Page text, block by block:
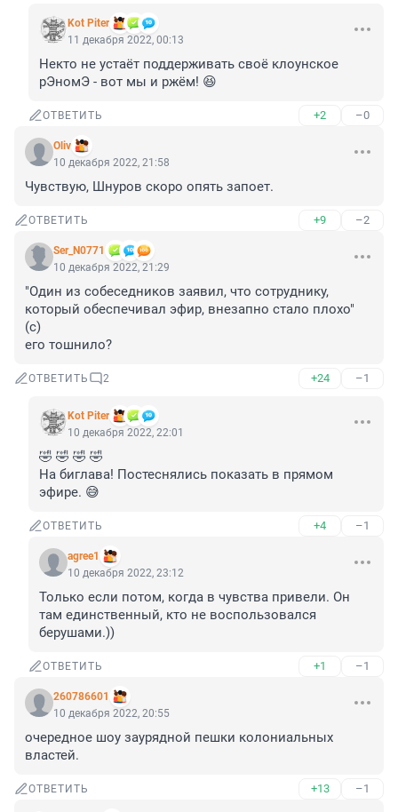
Kot Piter
11 декабря 2022, 00:13
Некто не устаёт поддерживать своё клоунское
рЭномЭ - вот мы и ржём! 😆
ОТВЕТИТЬ +2 –0
Oliv
10 декабря 2022, 21:58
Чувствую, Шнуров скоро опять запоет.
ОТВЕТИТЬ +9 –2
Ser_N0771
10 декабря 2022, 21:29
"Один из собеседников заявил, что сотруднику,
который обеспечивал эфир, внезапно стало плохо"
(с)
его тошнило?
ОТВЕТИТЬ 2 +24 –1
Kot Piter
10 декабря 2022, 22:01
🤣 🤣 🤣 🤣
На биглава! Постеснялись показать в прямом
эфире. 😅
ОТВЕТИТЬ +4 –1
agree1
10 декабря 2022, 23:12
Только если потом, когда в чувства привели. Он
там единственный, кто не воспользовался
берушами.))
ОТВЕТИТЬ +1 –1
260786601
10 декабря 2022, 20:55
очередное шоу заурядной пешки колониальных
властей.
ОТВЕТИТЬ +13 –1